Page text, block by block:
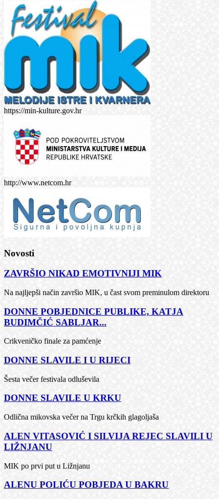
https://min-kulture.gov.hr
http://www.netcom.hr
Novosti
ZAVRŠIO NIKAD EMOTIVNIJI MIK
Na najljepši način završio MIK, u čast svom preminulom direktoru
DONNE POBJEDNICE PUBLIKE, KATJA
BUDIMČIĆ SABLJAR...
Crikveničko finale za pamćenje
DONNE SLAVILE I U RIJECI
Šesta večer festivala odluševila
DONNE SLAVILE U KRKU
Odlična mikovska večer na Trgu krčkih glagoljaša
ALEN VITASOVIĆ I SILVIJA REJEC SLAVILI U
LIŽNJANU
MIK po prvi put u Ližnjanu
ALENU POLIĆU POBJEDA U BAKRU